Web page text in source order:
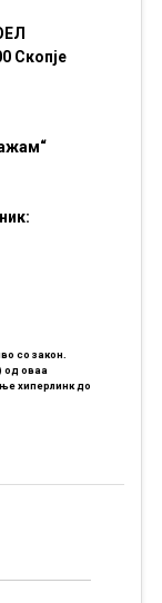
Скопје
со закон.
од оваа
хиперлинк до